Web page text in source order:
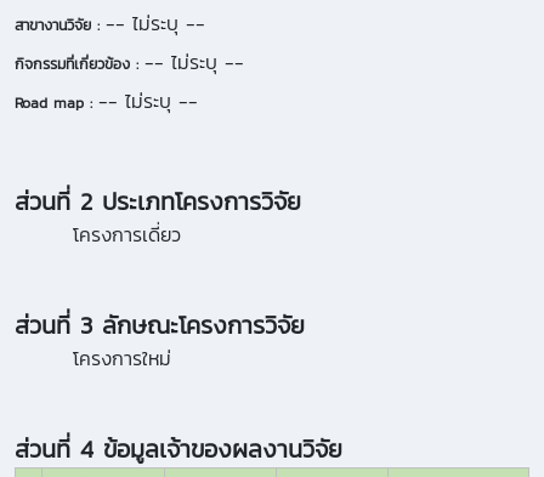
สาขางานวิจัย : -- ไม่ระบุ --
กิจกรรมที่เกี่ยวข้อง : -- ไม่ระบุ --
Road map : -- ไม่ระบุ --
ส่วนที่ 2 ประเภทโครงการวิจัย
โครงการเดี่ยว
ส่วนที่ 3 ลักษณะโครงการวิจัย
โครงการใหม่
ส่วนที่ 4 ข้อมูลเจ้าของผลงานวิจัย